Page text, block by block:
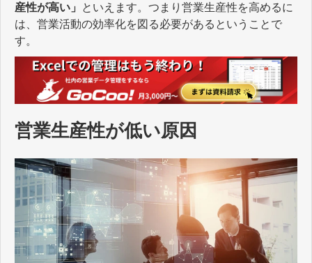
産性が高い」
といえます。つまり営業生産性を高めるに
は、営業活動の効率化を図る必要があるということで
す。
営業生産性が低い原因